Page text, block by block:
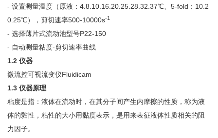
- 设置测量温度（原液：4.8.10.16.20.25.28.32.37℃、5-fold：10.2
0.25℃），剪切速率500-10000s-1
- 选择薄片式流动池型号P22-150
- 自动测量粘度-剪切速率曲线
1.2 仪器
微流控可视流变仪Fluidicam
1.3 仪器原理
粘度是指：液体在流动时，在其分子间产生内摩擦的性质，称为液
体的黏性，粘性的大小用黏度表示，是用来表征液体性质相关的阻
力因子。